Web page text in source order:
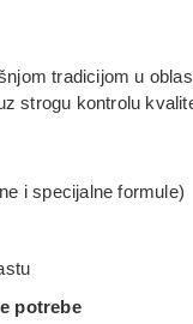
tradicijom u
strogu kontrolu
i specijalne formule)
potrebe